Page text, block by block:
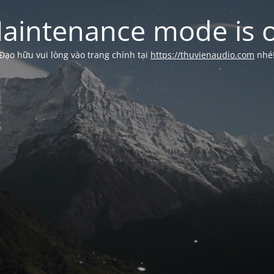
mode is
hữu vui lòng vào trang chính tại https://thuvienaudio.com